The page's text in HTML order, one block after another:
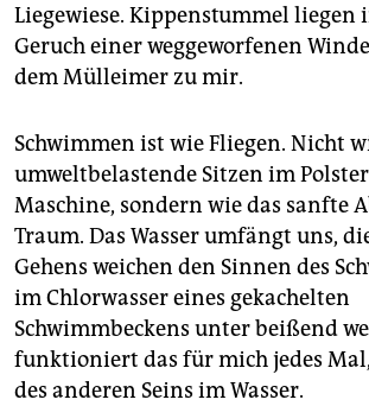
Liegewiese. Kippenstummel liegen
Geruch einer weggeworfenen
dem Mülleimer zu mir.
Schwimmen ist wie Fliegen. Nicht
umweltbelastende Sitzen im
Maschine, sondern wie das sanfte
Traum. Das Wasser umfängt uns,
Gehens weichen den Sinnen des
im Chlorwasser eines gekachelten
Schwimmbeckens unter beißend
funktioniert das für mich jedes
des anderen Seins im Wasser.